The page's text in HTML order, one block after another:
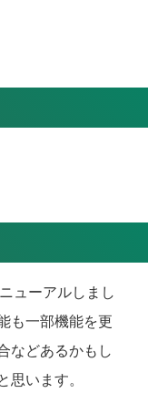
ューアルしまし
も一部機能を更
などあるかもし
います。